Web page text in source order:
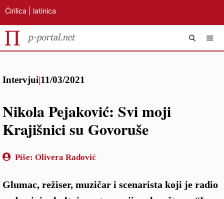
sadržaj
Ćirilica latinica
Intervjui|11/03/2021
Nikola Pejaković: Svi moji
Krajišnici su Govoruše
Piše: Olivera Radović
Glumac, režiser, muzičar i scenarista koji je radio